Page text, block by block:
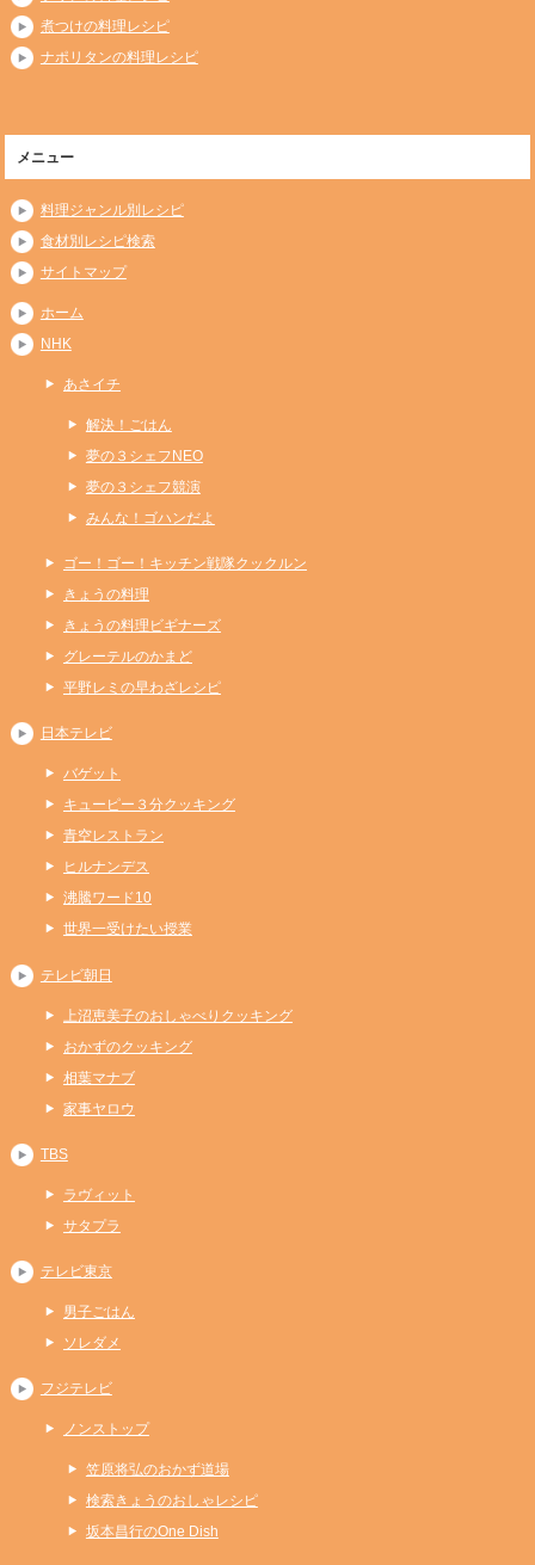
煮つけの料理レシピ
ナポリタンの料理レシピ
メニュー
料理ジャンル別レシピ
食材別レシピ検索
サイトマップ
ホーム
NHK
あさイチ
解決！ごはん
夢の３シェフNEO
夢の３シェフ競演
みんな！ゴハンだよ
ゴー！ゴー！キッチン戦隊クックルン
きょうの料理
きょうの料理ビギナーズ
グレーテルのかまど
平野レミの早わざレシピ
日本テレビ
バゲット
キューピー３分クッキング
青空レストラン
ヒルナンデス
沸騰ワード10
世界一受けたい授業
テレビ朝日
上沼恵美子のおしゃべりクッキング
おかずのクッキング
相葉マナブ
家事ヤロウ
TBS
ラヴィット
サタプラ
テレビ東京
男子ごはん
ソレダメ
フジテレビ
ノンストップ
笠原将弘のおかず道場
検索きょうのおしゃレシピ
坂本昌行のOne Dish